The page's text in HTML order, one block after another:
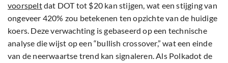
voorspeltdat DOT tot $20 kan stijgen, wat een stijging van
ongeveer 420% zou betekenen ten opzichte van de huidige
koers. Deze verwachting is gebaseerd op een technische
analyse die wijst op een “bullish crossover,” wat een einde
van de neerwaartse trend kan signaleren. Als Polkadot de